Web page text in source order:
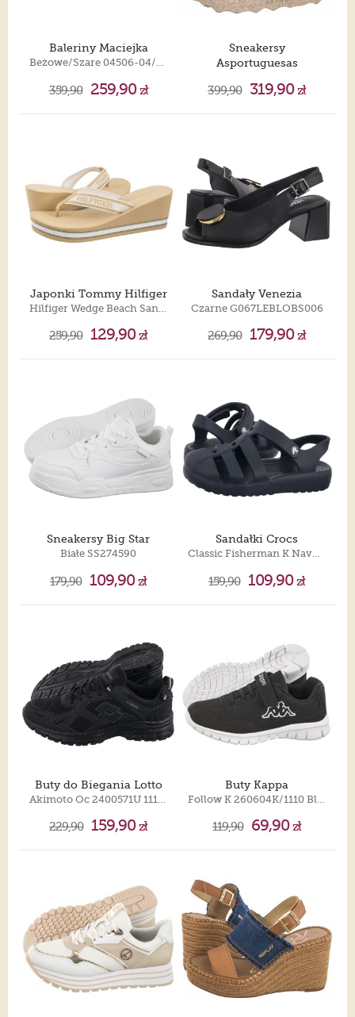
Baleriny Maciejka
Beżowe/Szare 04506-04/00-5
359,90 259,90zł
Sneakersy
Asportuguesas
399,90 319,90zł
Japonki Tommy Hilfiger
259,90 129,90zł
Sandały Venezia
Czarne G067LEBLOBS006
269,90 179,90zł
Sneakersy Big Star
Białe SS274590
179,90 109,90zł
Sandałki Crocs
Classic Fisherman K Navy 210625-410
159,90 109,90zł
Buty do Biegania Lotto
229,90 159,90zł
Buty Kappa
119,90 69,90zł